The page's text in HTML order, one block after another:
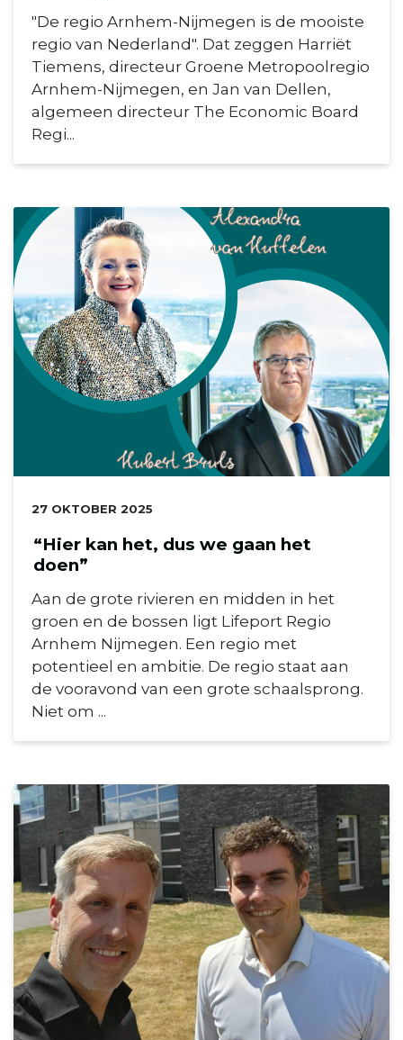
"De regio Arnhem-Nijmegen is de mooiste
regio van Nederland". Dat zeggen Harriët
Tiemens, directeur Groene Metropoolregio
Arnhem-Nijmegen, en Jan van Dellen,
algemeen directeur The Economic Board
Regi...
DATUM:
27 OKTOBER 2025
“Hier kan het, dus we gaan het
doen”
Aan de grote rivieren en midden in het
groen en de bossen ligt Lifeport Regio
Arnhem Nijmegen. Een regio met
potentieel en ambitie. De regio staat aan
de vooravond van een grote schaalsprong.
Niet om ...